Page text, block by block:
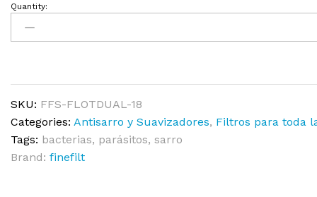
Quantity:
SKU: FFS-FLOTDUAL-18
Categories: Antisarro y Suavizadores, Filtros para toda
Tags: bacterias, parásitos, sarro
Brand: finefilt